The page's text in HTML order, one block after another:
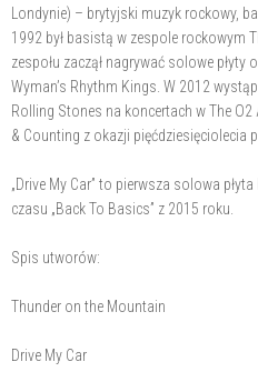
Londynie) – brytyjski muzyk rockowy,
1992 był basistą w zespole rockowym
zespołu zaczął nagrywać solowe płyty
Wyman’s Rhythm Kings. W 2012
Rolling Stones na koncertach w The
& Counting z okazji pięćdziesięciolecia
„Drive My Car” to pierwsza solowa
czasu „Back To Basics” z 2015 roku.
Spis utworów:
Thunder on the Mountain
Drive My Car